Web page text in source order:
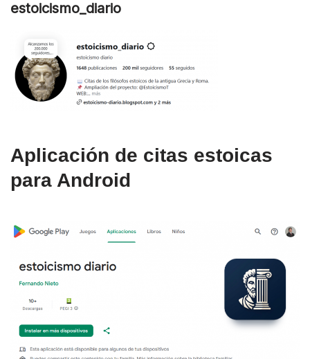
estoicismo_diario
Aplicación de citas estoicas
para Android